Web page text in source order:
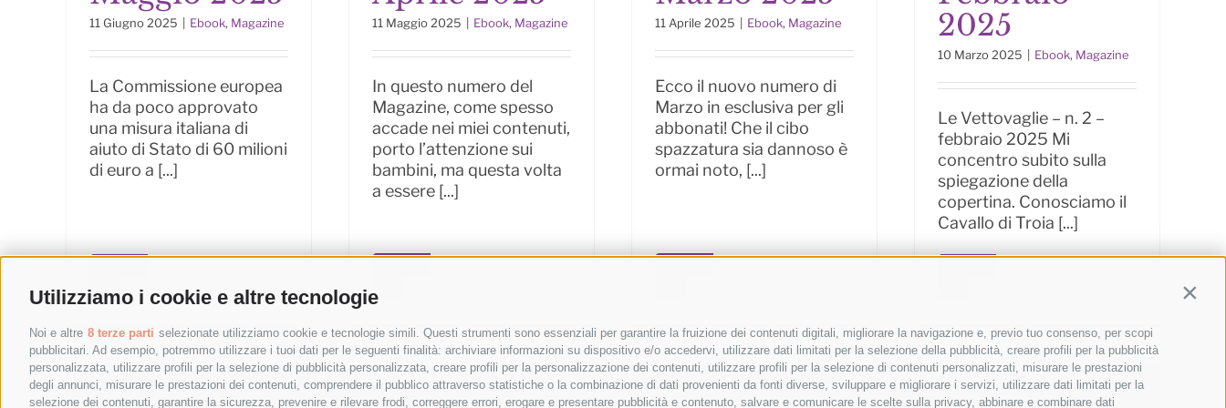
Utilizziamo i cookie e altre tecnologie
Noi e altre 8 terze parti selezionate utilizziamo cookie e tecnologie simili. Questi strumenti sono essenziali per garantire la fruizione dei contenuti digitali, migliorare la navigazione e, previo tuo consenso, per scopi
pubblicitari. Ad esempio, potremmo utilizzare i tuoi dati per le seguenti finalità: archiviare informazioni su dispositivo e/o accedervi, utilizzare dati limitati per la selezione della pubblicità, creare profili per la pubblicità
personalizzata, utilizzare profili per la selezione di pubblicità personalizzata, creare profili per la personalizzazione dei contenuti, utilizzare profili per la selezione di contenuti personalizzati, misurare le prestazioni
degli annunci, misurare le prestazioni dei contenuti, comprendere il pubblico attraverso statistiche o la combinazione di dati provenienti da fonti diverse, sviluppare e migliorare i servizi, utilizzare dati limitati per la
selezione dei contenuti, garantire la sicurezza, prevenire e rilevare frodi, correggere errori, erogare e presentare pubblicità e contenuto, salvare e comunicare le scelte sulla privacy, abbinare e combinare dati
11 Giugno 2025 | Ebook, Magazine
La Commissione europea
ha da poco approvato
una misura italiana di
aiuto di Stato di 60 milioni
di euro a [...]
più
11 Maggio 2025 | Ebook, Magazine
In questo numero del
Magazine, come spesso
accade nei miei contenuti,
porto l’attenzione sui
bambini, ma questa volta
a essere [...]
11 Aprile 2025 | Ebook, Magazine
Ecco il nuovo numero di
Marzo in esclusiva per gli
abbonati! Che il cibo
spazzatura sia dannoso è
ormai noto, [...]
2025
10 Marzo 2025 | Ebook, Magazine
Le Vettovaglie – n. 2 –
febbraio 2025 Mi
concentro subito sulla
spiegazione della
copertina. Conosciamo il
Cavallo di Troia [...]
CARICA ALTRI ARTICOLI